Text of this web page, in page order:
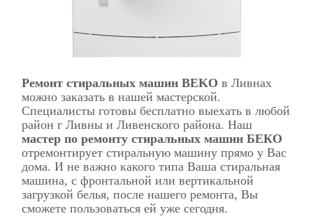
Ремонт стиральных машин BEKO в Ливнах
можно заказать в нашей мастерской.
Специалисты готовы бесплатно выехать в любой
район г Ливны и Ливенского района. Наш
мастер по ремонту стиральных машин БЕКО
отремонтирует стиральную машину прямо у Вас
дома. И не важно какого типа Ваша стиральная
машина, с фронтальной или вертикальной
загрузкой белья, после нашего ремонта, Вы
сможете пользоваться ей уже сегодня.